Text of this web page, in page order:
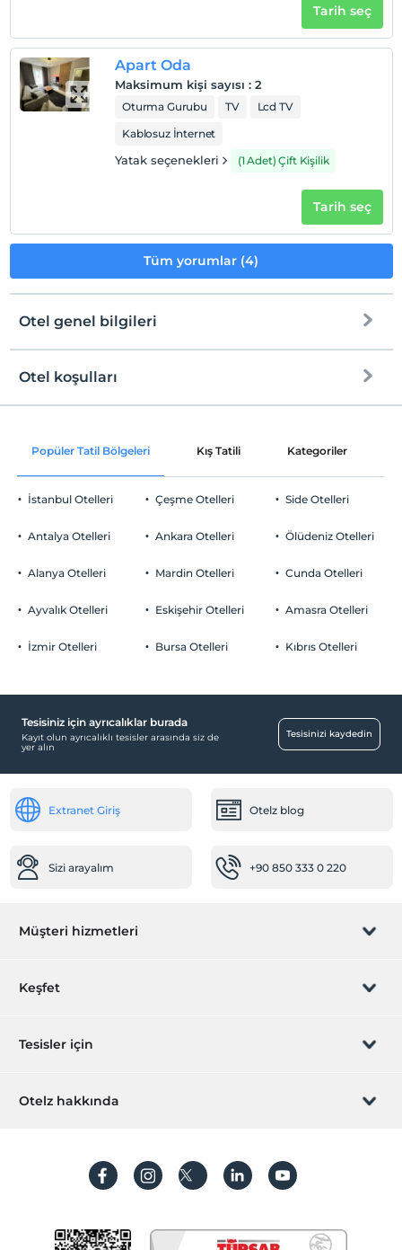
Tarih seç
Apart Oda
Maksimum kişi sayısı : 2
Oturma Gurubu TV
Lcd TV
Kablosuz İnternet
Yatak seçenekleri (1 Adet) Çift Kişilik
Tarih seç
Tüm yorumlar (4)
Otel genel bilgileri
Ortak alanlar ve tüm odalar
Otopark
Ücretsiz Halka Açık Otopark
Yiyecek & İçecek
24 saat açık resepsiyon
Hastaneye kolay ulaşım (15 dakika)
Isıtma
Aile odaları
Engelli
Engelli asansörü
Engelli rampası
Tekerlekli Sandalye
Otel koşulları
Check/in
Check/out
En geç saat 11:00 ve öncesi
Evcil Hayvan
2 yaşına kadar olan bebekler ücretsizdir.
Popüler Tatil Bölgeleri Kış Tatili Kategoriler
İstanbul Otelleri
Antalya Otelleri
Alanya Otelleri
Ayvalık Otelleri
İzmir Otelleri
Çeşme Otelleri
Ankara Otelleri
Mardin Otelleri
Eskişehir Otelleri
Bursa Otelleri
Side Otelleri
Ölüdeniz Otelleri
Cunda Otelleri
Amasra Otelleri
Kıbrıs Otelleri
Tesisiniz için ayrıcalıklar burada
Kayıt olun ayrıcalıklı tesisler arasında siz de
yer alın
Tesisinizi kaydedin
Extranet Giriş Otelz blog
Sizi arayalım +90 850 333 0 220
Müşteri hizmetleri
Rezervasyon yönet
Sıkça sorulan sorular
Keşfet
Hediye Kart
Hesap oluştur
Tesisler için
Hemen tesisinizi ekleyin
Otelz hakkında
Koşullar ve şartlar